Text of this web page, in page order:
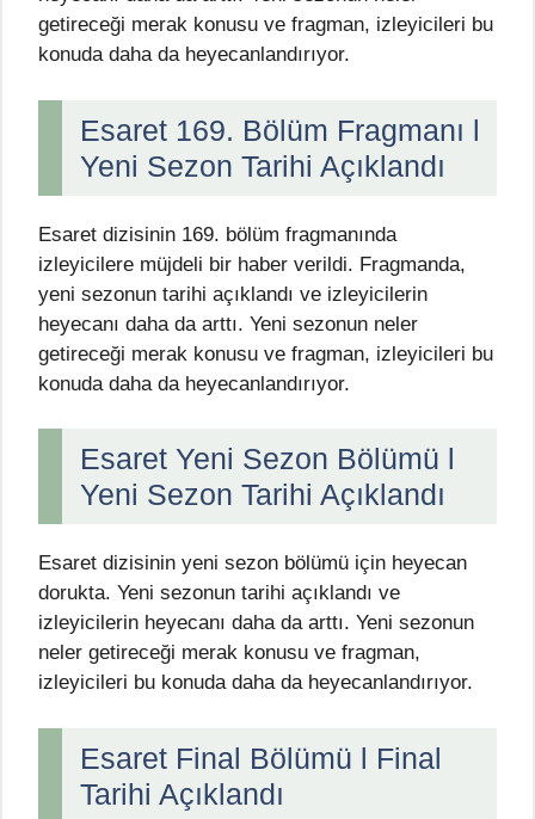
getireceği merak konusu ve fragman, izleyicileri bu
konuda daha da heyecanlandırıyor.
Esaret 169. Bölüm Fragmanı l
Yeni Sezon Tarihi Açıklandı
Esaret dizisinin 169. bölüm fragmanında
izleyicilere müjdeli bir haber verildi. Fragmanda,
yeni sezonun tarihi açıklandı ve izleyicilerin
heyecanı daha da arttı. Yeni sezonun neler
getireceği merak konusu ve fragman, izleyicileri bu
konuda daha da heyecanlandırıyor.
Esaret Yeni Sezon Bölümü l
Yeni Sezon Tarihi Açıklandı
Esaret dizisinin yeni sezon bölümü için heyecan
dorukta. Yeni sezonun tarihi açıklandı ve
izleyicilerin heyecanı daha da arttı. Yeni sezonun
neler getireceği merak konusu ve fragman,
izleyicileri bu konuda daha da heyecanlandırıyor.
Esaret Final Bölümü l Final
Tarihi Açıklandı